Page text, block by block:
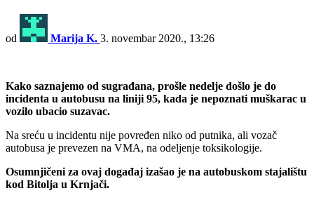
od Marija K. 3. novembar 2020., 13:26
Kako saznajemo od sugrađana, prošle nedelje došlo je do
incidenta u autobusu na liniji 95, kada je nepoznati muškarac u
vozilo ubacio suzavac.
Na sreću u incidentu nije povređen niko od putnika, ali vozač
autobusa je prevezen na VMA, na odeljenje toksikologije.
Osumnjičeni za ovaj događaj izašao je na autobuskom stajalištu
kod Bitolja u Krnjači.